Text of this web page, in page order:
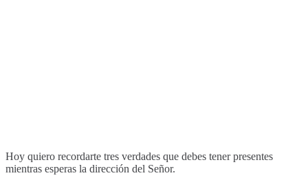
Hoy quiero recordarte tres verdades que debes tener presentes
mientras esperas la dirección del Señor.